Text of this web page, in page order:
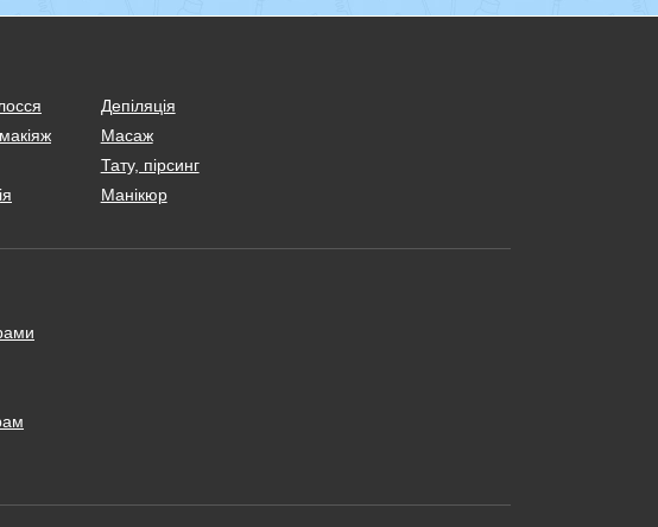
Депіляція
Масаж
Тату, пірсинг
Манікюр